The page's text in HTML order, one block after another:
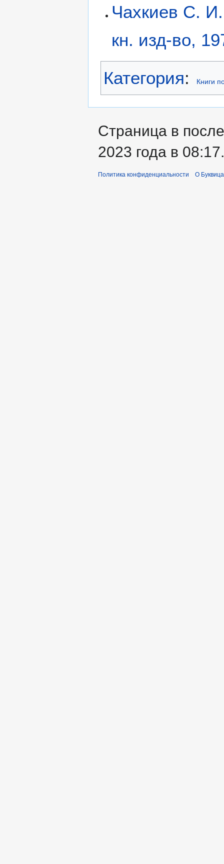
Чахкиев С.
кн. изд-во,
Категория: Книги
Страница в
2023 года в 08:17.
Политика конфиденциальности О Буквица